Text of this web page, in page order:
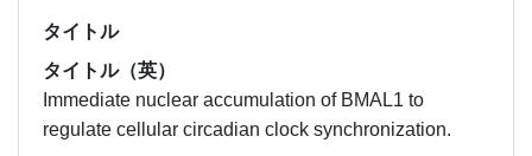
タイトル
タイトル（英）
Immediate nuclear accumulation of BMAL1 to
regulate cellular circadian clock synchronization.